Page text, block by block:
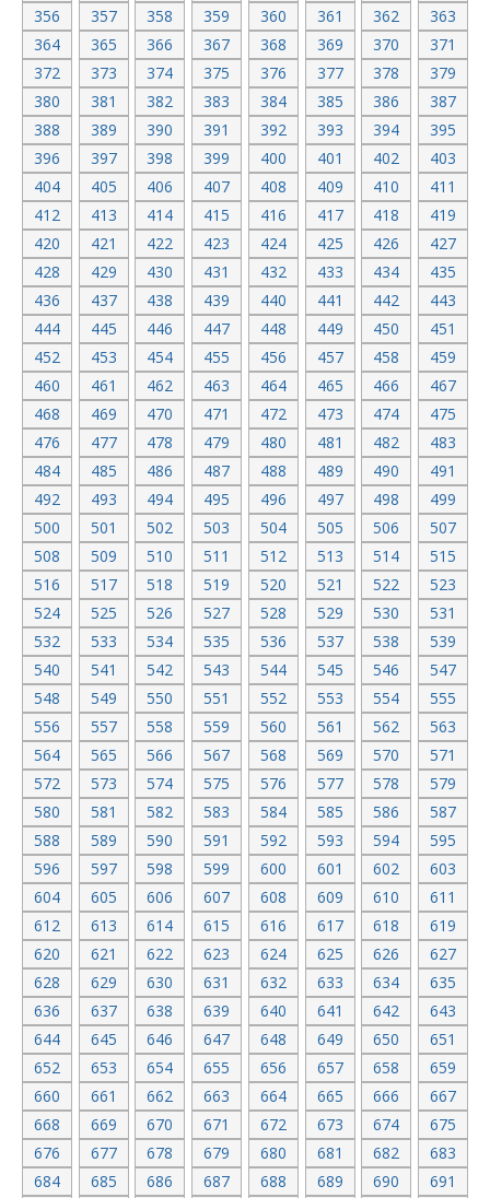
356 357 358 359 360 361 362
363
364
365 366 367 368 369 370
371
372
373 374 375 376 377 378
379
380
381 382 383 384 385 386
387
388
389 390 391 392 393 394
395
396
397 398 399 400 401 402
403
404
405 406 407 408 409 410
411
412
413 414 415 416 417 418
419
420
421 422 423 424 425 426
427
428
429 430 431 432 433 434
435
436
437 438 439 440 441 442
443
444
445 446 447 448 449 450
451
452
453 454 455 456 457 458
459
460
461 462 463 464 465 466
467
468
469 470 471 472 473 474
475
476
477 478 479 480 481 482
483
484
485 486 487 488 489 490
491
492
493 494 495 496 497 498
499
500
501 502 503 504 505 506
507
508
509 510 511 512 513 514
515
516
517 518 519 520 521 522
523
524
525 526 527 528 529 530
531
532
533 534 535 536 537 538
539
540
541 542 543 544 545 546
547
548
549 550 551 552 553 554
555
556
557 558 559 560 561 562
563
564
565 566 567 568 569 570
571
572
573 574 575 576 577 578
579
580
581 582 583 584 585 586
587
588
589 590 591 592 593 594
595
596
597 598 599 600 601 602
603
604
605 606 607 608 609 610
611
612
613 614 615 616 617 618
619
620
621 622 623 624 625 626
627
628
629 630 631 632 633 634
635
636
637 638 639 640 641 642
643
644
645 646 647 648 649 650
651
652
653 654 655 656 657 658
659
660
661 662 663 664 665 666
667
668
669 670 671 672 673 674
675
676
677 678 679 680 681 682
683
684
685 686 687 688 689 690
691